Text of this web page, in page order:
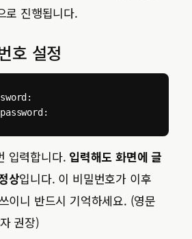
로 진행됩니다.
호 설정
입력합니다. 입력해도 화면에 글
상입니다. 이 비밀번호가 이후
이니 반드시 기억하세요. (영문
권장)